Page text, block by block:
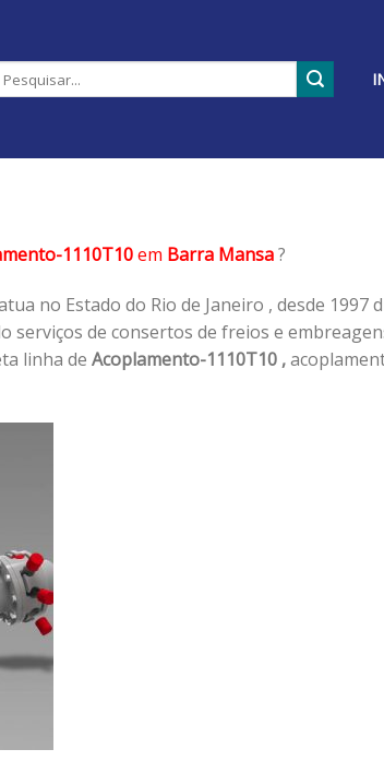
1110T10em Barra Mansa?
no Estado do Rio de Janeiro , desde 1997
serviços de consertos de freios e
linha de Acoplamento-1110T10 ,